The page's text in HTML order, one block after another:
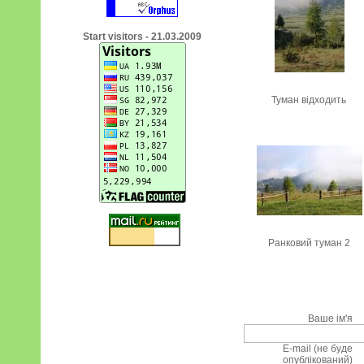
Start visitors - 21.03.2009
Туман відходить
Ранковий туман 2
Ваше ім'я
E-mail (не буде
опублікований)